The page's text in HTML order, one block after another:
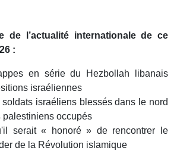
de l’actualité internationale de ce
:
en série du Hezbollah libanais
israéliennes
israéliens blessés dans le nord
palestiniens occupés
serait « honoré » de rencontrer le
de la Révolution islamique